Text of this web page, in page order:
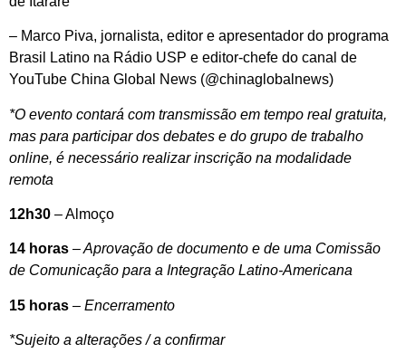
– Marco Piva, jornalista, editor e apresentador do programa
Brasil Latino na Rádio USP e editor-chefe do canal de
YouTube China Global News (@chinaglobalnews)
*O evento contará com transmissão em tempo real gratuita,
mas para participar dos debates e do grupo de trabalho
online, é necessário realizar inscrição na modalidade
remota
12h30 – Almoço
14 horas – Aprovação de documento e de uma Comissão
de Comunicação para a Integração Latino-Americana
15 horas – Encerramento
*Sujeito a alterações / a confirmar